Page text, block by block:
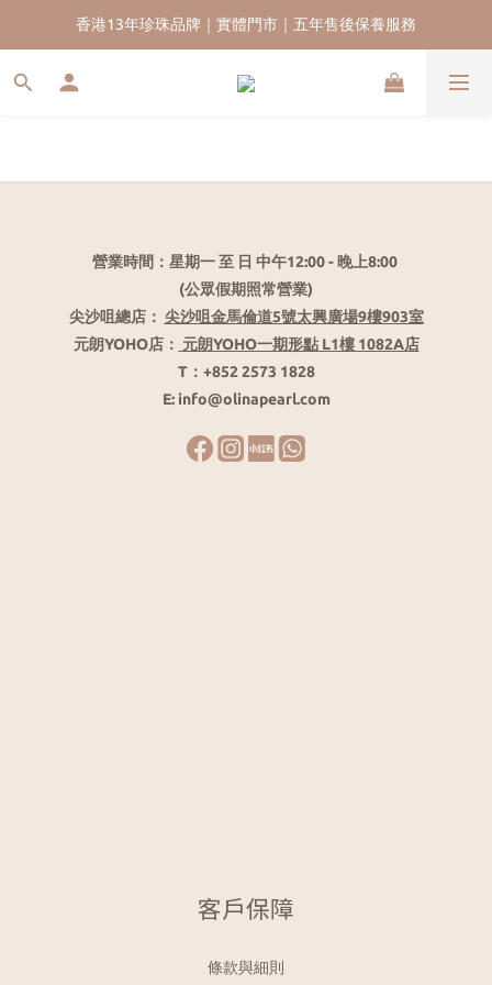
香港13年珍珠品牌｜實體門市｜五年售後保養服務
香港13年珍珠品牌｜實體門市｜五年售後保養服務
新會員首單九五折｜再送HKD$200 迎新購物金｜全球免運
營業時間：星期一 至 日 中午12:00 - 晚上8:00
(公眾假期照常營業)
尖沙咀總店： 尖沙咀金馬倫道5號太興廣場9樓903室
元朗YOHO店： 元朗YOHO一期形點 L1樓 1082A店
T：+852 2573 1828
E: info@olinapearl.com
客戶保障
條款與細則